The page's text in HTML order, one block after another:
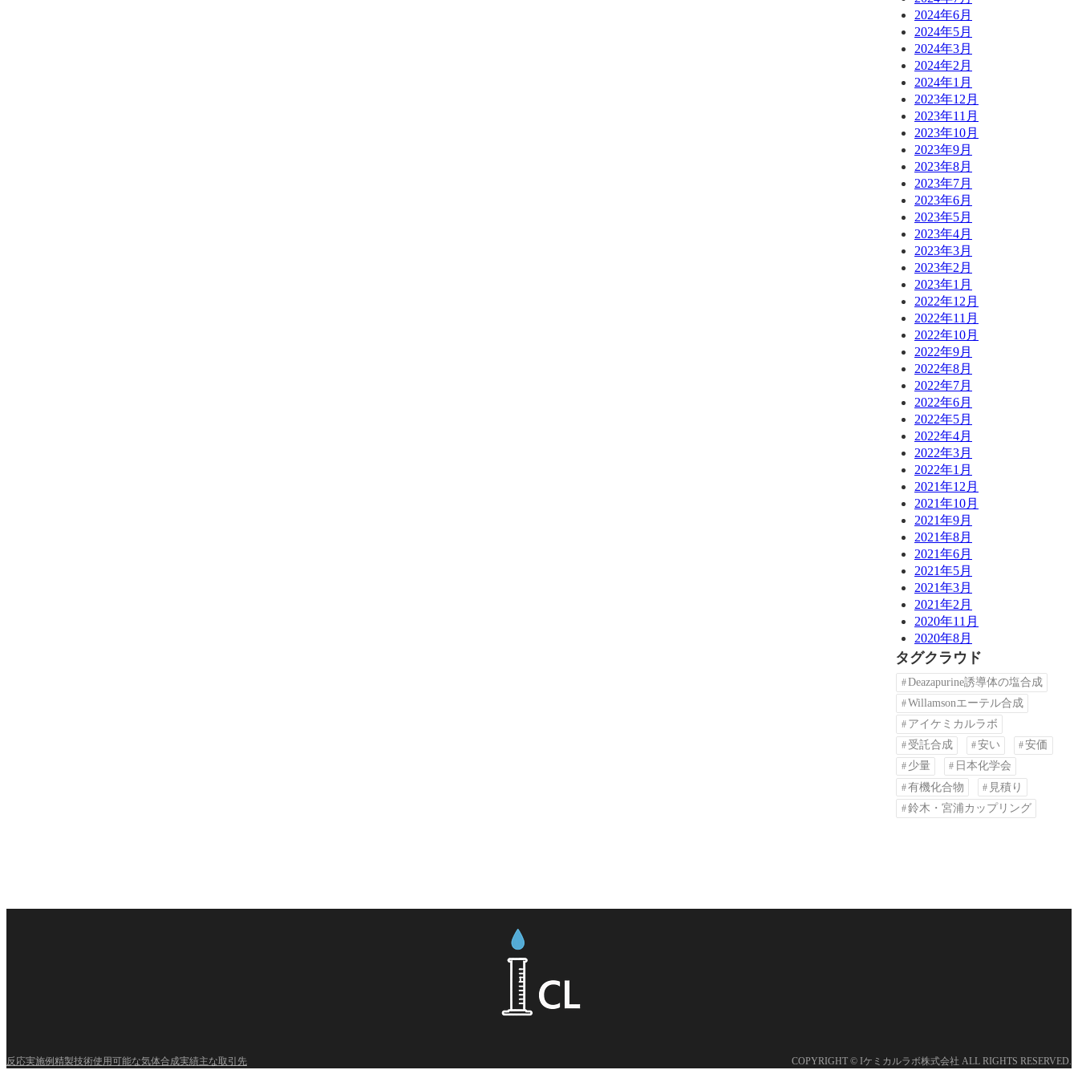
2024年6月
2024年5月
2024年3月
2024年2月
2024年1月
2023年12月
2023年11月
2023年10月
2023年9月
2023年8月
2023年7月
2023年6月
2023年5月
2023年4月
2023年3月
2023年2月
2023年1月
2022年12月
2022年11月
2022年10月
2022年9月
2022年8月
2022年7月
2022年6月
2022年5月
2022年4月
2022年3月
2022年1月
2021年12月
2021年10月
2021年9月
2021年8月
2021年6月
2021年5月
2021年3月
2021年2月
2020年11月
2020年8月
タグクラウド
Deazapurine誘導体の塩合成
Willamsonエーテル合成
アイケミカルラボ
受託合成
安い
安価
少量
日本化学会
有機化合物
見積り
鈴木・宮浦カップリング
反応実施例精製技術使用可能な気体合成実績主な取引先 COPYRIGHT © Iケミカルラボ株式会社 ALL RIGHTS RESERVED.